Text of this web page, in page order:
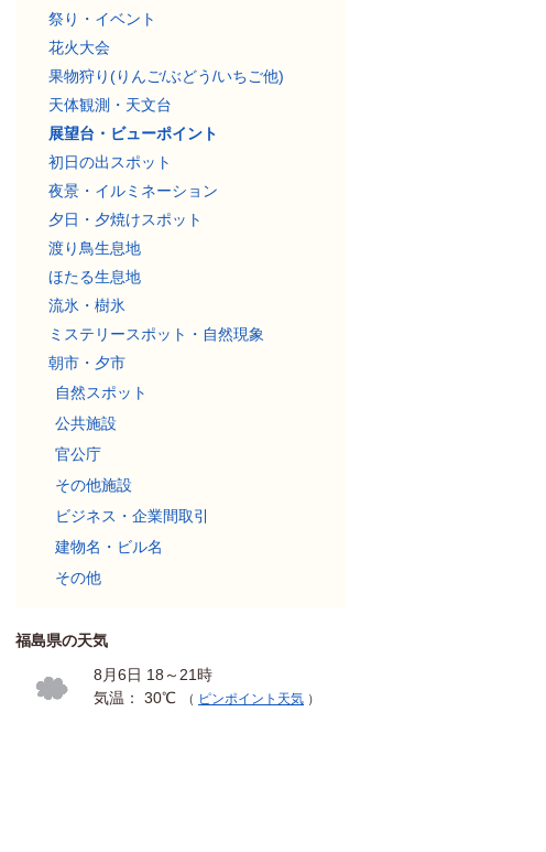
祭り・イベント
花火大会
果物狩り(りんご/ぶどう/いちご他)
天体観測・天文台
展望台・ビューポイント
初日の出スポット
夜景・イルミネーション
夕日・夕焼けスポット
渡り鳥生息地
ほたる生息地
流氷・樹氷
ミステリースポット・自然現象
朝市・夕市
自然スポット
公共施設
官公庁
その他施設
ビジネス・企業間取引
建物名・ビル名
その他
福島県の天気
8月6日 18～21時
気温： 30℃
（ ピンポイント天気 ）